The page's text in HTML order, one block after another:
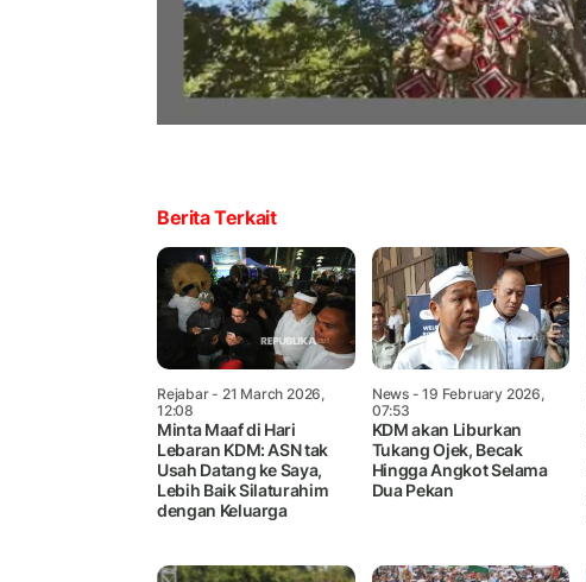
Berita Terkait
Rejabar- 21 March 2026,
12:08
Minta Maaf di Hari
Lebaran KDM: ASN tak
Usah Datang ke Saya,
Lebih Baik Silaturahim
dengan Keluarga
News- 19 February 2026,
07:53
KDM akan Liburkan
Tukang Ojek, Becak
Hingga Angkot Selama
Dua Pekan